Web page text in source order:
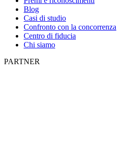
Blog
Casi di studio
Confronto con la concorrenza
Centro di fiducia
Chi siamo
PARTNER